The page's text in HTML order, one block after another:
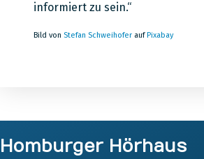
informiert zu sein.“
Bild von Stefan Schweihofer aufPixabay
Homburger Hörhaus